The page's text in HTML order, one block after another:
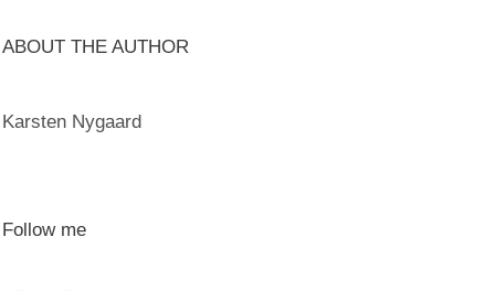
ABOUT THE AUTHOR
Karsten Nygaard
Follow me